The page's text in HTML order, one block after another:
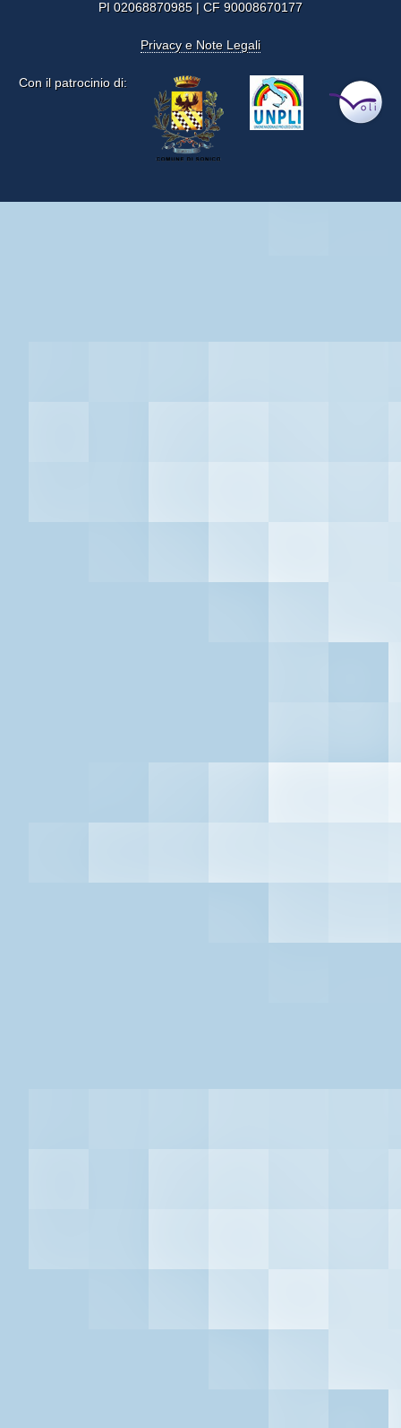
PI 02068870985 | CF 90008670177
Privacy e Note Legali
Con il patrocinio di: